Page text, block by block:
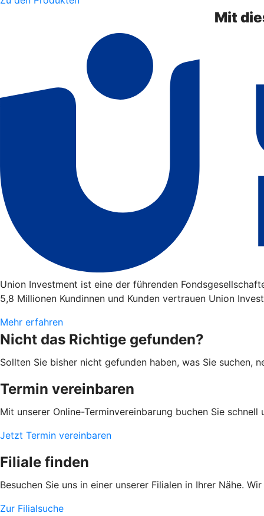
Mit
Union Investment ist eine der führenden
5,8 Millionen Kundinnen und Kunden vertrauen Union
Mehr erfahren
Nicht das Richtige gefunden?
Sollten Sie bisher nicht gefunden haben, was Sie suchen,
Termin vereinbaren
Mit unserer Online-Terminvereinbarung buchen Sie
Jetzt Termin vereinbaren
Filiale finden
Besuchen Sie uns in einer unserer Filialen in Ihrer Nähe.
Zur Filialsuche